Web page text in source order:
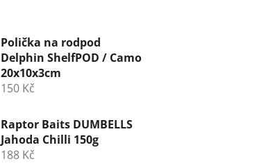
Polička na rodpod
Delphin ShelfPOD / Camo
20x10x3cm
150 Kč
Raptor Baits DUMBELLS
Jahoda Chilli 150g
188 Kč